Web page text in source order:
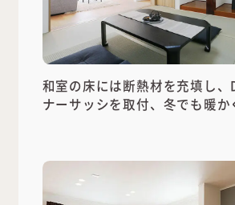
和室の床には断熱材を充填し、
ナーサッシを取付、冬でも暖か